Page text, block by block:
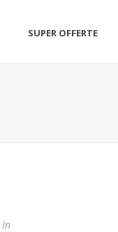
SUPER OFFERTE
In